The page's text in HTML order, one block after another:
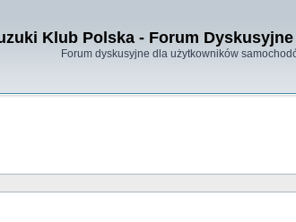
Klub Polska - Forum
Forum dyskusyjne dla użytkowników